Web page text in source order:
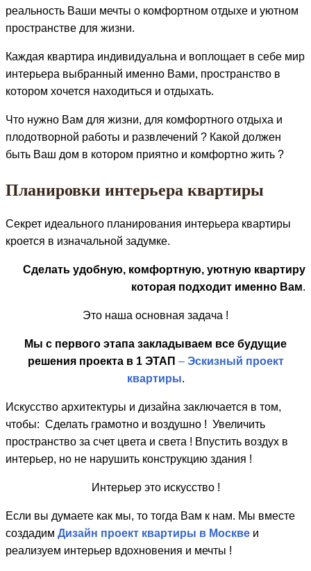
реальность Ваши мечты о комфортном отдыхе и уютном
пространстве для жизни.
Каждая квартира индивидуальна и воплощает в себе мир
интерьера выбранный именно Вами, пространство в
котором хочется находиться и отдыхать.
Что нужно Вам для жизни, для комфортного отдыха и
плодотворной работы и развлечений ? Какой должен
быть Ваш дом в котором приятно и комфортно жить ?
Планировки интерьера квартиры
Секрет идеального планирования интерьера квартиры
кроется в изначальной задумке.
Сделать удобную, комфортную, уютную квартиру
которая подходит именно Вам.
Это наша основная задача !
Мы с первого этапа закладываем все будущие
решения проекта в 1 ЭТАП –Эскизный проект
квартиры.
Искусство архитектуры и дизайна заключается в том,
чтобы: Сделать грамотно и воздушно ! Увеличить
пространство за счет цвета и света ! Впустить воздух в
интерьер, но не нарушить конструкцию здания !
Интерьер это искусство !
Если вы думаете как мы, то тогда Вам к нам. Мы вместе
создадим Дизайн проект квартиры в Москве и
реализуем интерьер вдохновения и мечты !